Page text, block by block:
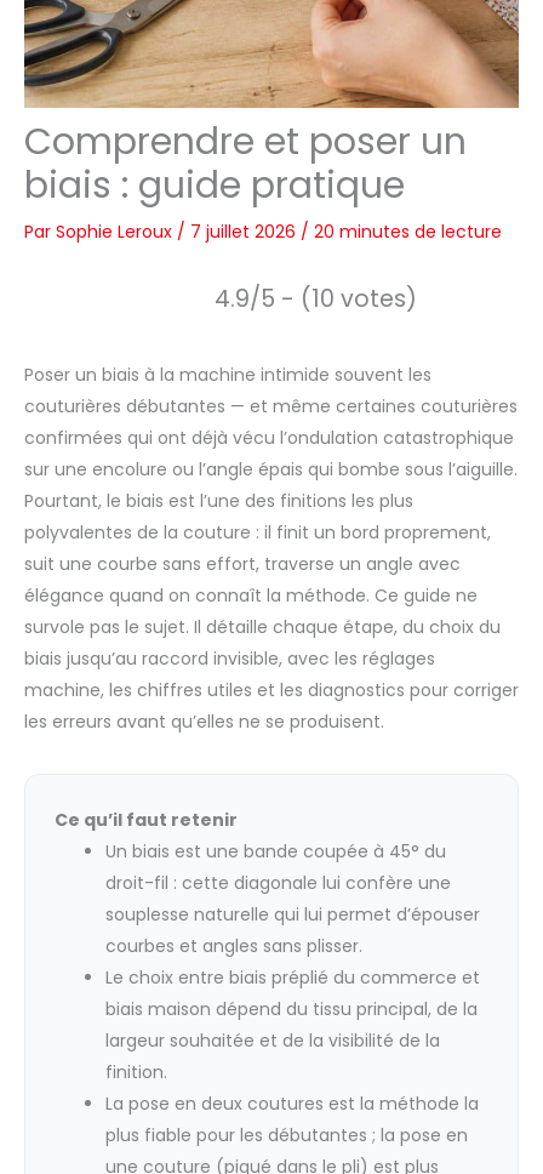
Comprendre et poser un
biais : guide pratique
Par Sophie Leroux / 7 juillet 2026 / 20 minutes de lecture
4.9/5 - (10 votes)
Poser un biais à la machine intimide souvent les
couturières débutantes — et même certaines couturières
confirmées qui ont déjà vécu l’ondulation catastrophique
sur une encolure ou l’angle épais qui bombe sous l’aiguille.
Pourtant, le biais est l’une des finitions les plus
polyvalentes de la couture : il finit un bord proprement,
suit une courbe sans effort, traverse un angle avec
élégance quand on connaît la méthode. Ce guide ne
survole pas le sujet. Il détaille chaque étape, du choix du
biais jusqu’au raccord invisible, avec les réglages
machine, les chiffres utiles et les diagnostics pour corriger
les erreurs avant qu’elles ne se produisent.
Ce qu’il faut retenir
Un biais est une bande coupée à 45° du
droit-fil : cette diagonale lui confère une
souplesse naturelle qui lui permet d’épouser
courbes et angles sans plisser.
Le choix entre biais préplié du commerce et
biais maison dépend du tissu principal, de la
largeur souhaitée et de la visibilité de la
finition.
La pose en deux coutures est la méthode la
plus fiable pour les débutantes ; la pose en
une couture (piqué dans le pli) est plus